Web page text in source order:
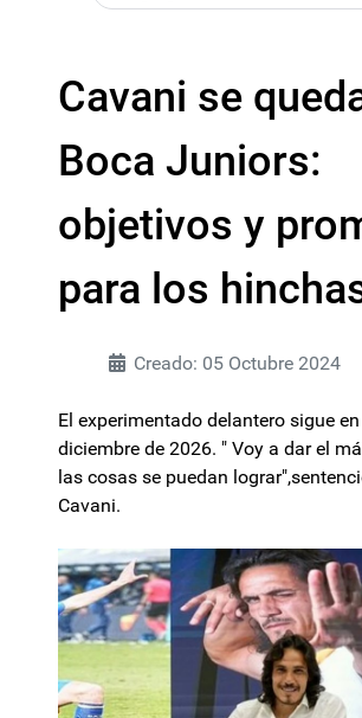
Cavani se
Boca Juniors:
objetivos y
para los
Creado: 05 Octubre 2024
El experimentado delantero sigue
diciembre de 2026. " Voy a dar el
las cosas se puedan
Cavani.